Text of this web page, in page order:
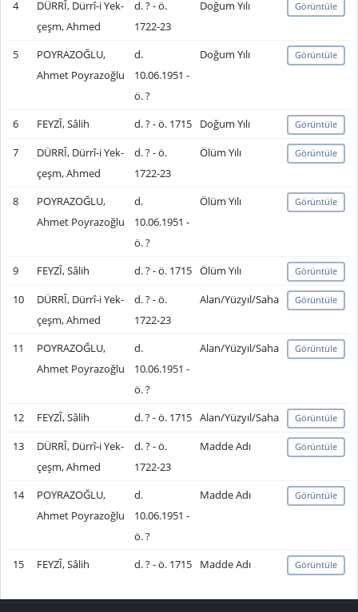
4
DÜRRÎ, Dürrî-i Yek-
çeşm, Ahmed
d. ? - ö.
1722-23
Doğum Yılı Görüntüle
5
POYRAZOĞLU,
Ahmet Poyrazoğlu
d.
10.06.1951 -
ö. ?
Doğum Yılı Görüntüle
6 FEYZÎ, Sâlih d. ? - ö. 1715 Doğum Yılı Görüntüle
7
DÜRRÎ, Dürrî-i Yek-
çeşm, Ahmed
d. ? - ö.
1722-23
Ölüm Yılı Görüntüle
8
POYRAZOĞLU,
Ahmet Poyrazoğlu
d.
10.06.1951 -
ö. ?
Ölüm Yılı Görüntüle
9 FEYZÎ, Sâlih d. ? - ö. 1715 Ölüm Yılı Görüntüle
10
DÜRRÎ, Dürrî-i Yek-
çeşm, Ahmed
d. ? - ö.
1722-23
Alan/Yüzyıl/Saha Görüntüle
11
POYRAZOĞLU,
Ahmet Poyrazoğlu
d.
10.06.1951 -
ö. ?
Alan/Yüzyıl/Saha Görüntüle
12 FEYZÎ, Sâlih d. ? - ö. 1715 Alan/Yüzyıl/Saha Görüntüle
13
DÜRRÎ, Dürrî-i Yek-
çeşm, Ahmed
d. ? - ö.
1722-23
Madde Adı Görüntüle
14
POYRAZOĞLU,
Ahmet Poyrazoğlu
d.
10.06.1951 -
ö. ?
Madde Adı Görüntüle
15 FEYZÎ, Sâlih d. ? - ö. 1715 Madde Adı Görüntüle